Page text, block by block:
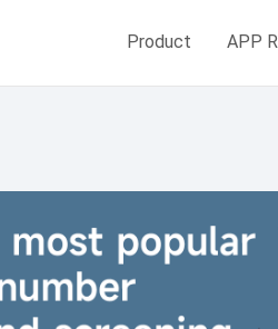
Product APP